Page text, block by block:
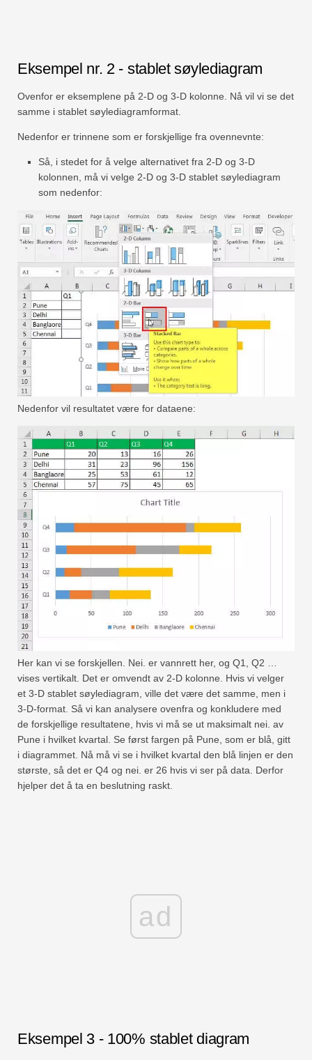
Eksempel nr. 2 - stablet søylediagram
Ovenfor er eksemplene på 2-D og 3-D kolonne. Nå vil vi se det
samme i stablet søylediagramformat.
Nedenfor er trinnene som er forskjellige fra ovennevnte:
Så, i stedet for å velge alternativet fra 2-D og 3-D
kolonnen, må vi velge 2-D og 3-D stablet søylediagram
som nedenfor:
Nedenfor vil resultatet være for dataene:
Her kan vi se forskjellen. Nei. er vannrett her, og Q1, Q2 …
vises vertikalt. Det er omvendt av 2-D kolonne. Hvis vi velger
et 3-D stablet søylediagram, ville det være det samme, men i
3-D-format. Så vi kan analysere ovenfra og konkludere med
de forskjellige resultatene, hvis vi må se ut maksimalt nei. av
Pune i hvilket kvartal. Se først fargen på Pune, som er blå, gitt
i diagrammet. Nå må vi se i hvilket kvartal den blå linjen er den
største, så det er Q4 og nei. er 26 hvis vi ser på data. Derfor
hjelper det å ta en beslutning raskt.
ad
Eksempel 3 - 100% stablet diagram